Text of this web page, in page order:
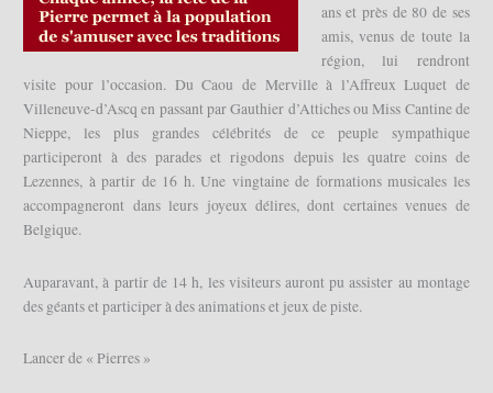
ans et près de 80 de ses
amis, venus de toute la
région, lui rendront
visite pour l’occasion. Du Caou de Merville à l’Affreux Luquet de
Villeneuve-d’Ascq en passant par Gauthier d’Attiches ou Miss Cantine de
Nieppe, les plus grandes célébrités de ce peuple sympathique
participeront à des parades et rigodons depuis les quatre coins de
Lezennes, à partir de 16 h. Une vingtaine de formations musicales les
accompagneront dans leurs joyeux délires, dont certaines venues de
Belgique.
Auparavant, à partir de 14 h, les visiteurs auront pu assister au montage
des géants et participer à des animations et jeux de piste.
Lancer de « Pierres »